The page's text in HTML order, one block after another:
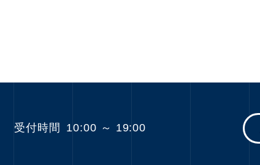
受付時間 10:00 ～ 19:00